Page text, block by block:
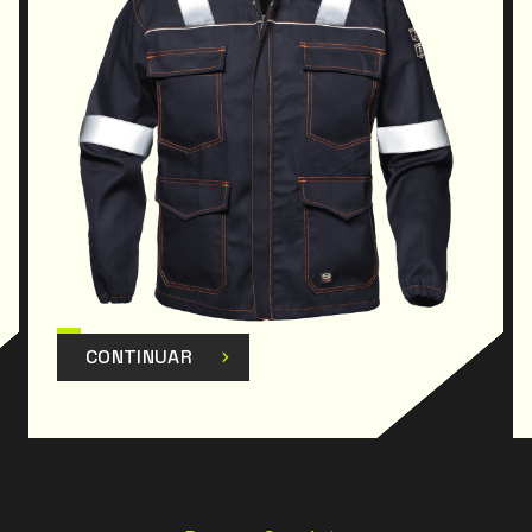
também garante proteção contra salpicos
limitados de substâncias químicas no estado
líquido. A antiestaticidade e a eficácia em conter a
energia libertada pelo arco elétrico até 4 kA
completam o perfil de segurança do casaco. A
elevada percentagem de algodão, combinada com
fibras técnicas, contribui para equilibrar na
perfeição proteção e conforto, tornando a peça
macia e respirável sem comprometer a robustez e
a resistência mecânica. O tecido elástico favorece
a liberdade de movimentos do operador,
permitindo a adoção de posturas dinâmicas
durante as atividades de trabalho. As travessas de
reforço, aplicadas nos pontos sujeitos a maior
solicitação, aumentam a resistência da peça e
CONTINUAR